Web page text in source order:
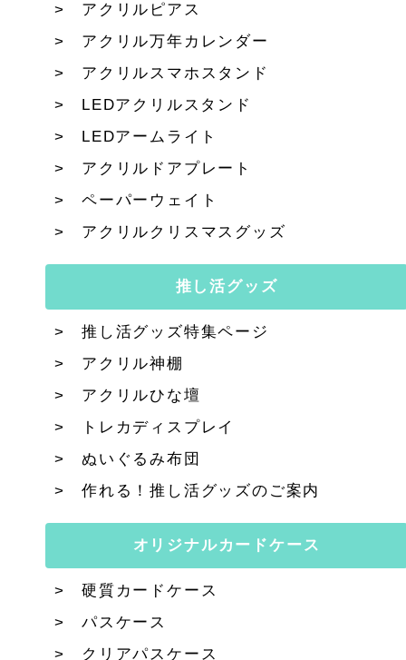
アクリルピアス
アクリル万年カレンダー
アクリルスマホスタンド
LEDアクリルスタンド
LEDアームライト
アクリルドアプレート
ペーパーウェイト
アクリルクリスマスグッズ
推し活グッズ
推し活グッズ特集ページ
アクリル神棚
アクリルひな壇
トレカディスプレイ
ぬいぐるみ布団
作れる！推し活グッズのご案内
オリジナルカードケース
硬質カードケース
パスケース
クリアパスケース